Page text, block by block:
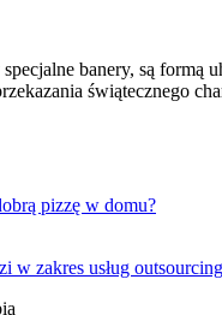
specjalne banery, są formą
świątecznego
pizzę w domu?
w zakres usług